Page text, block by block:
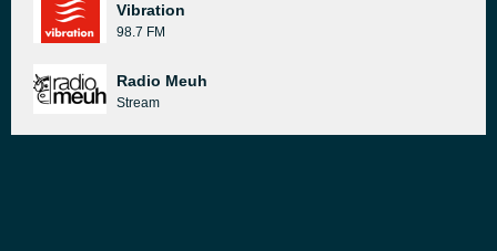
Vibration
98.7 FM
Radio Meuh
Stream